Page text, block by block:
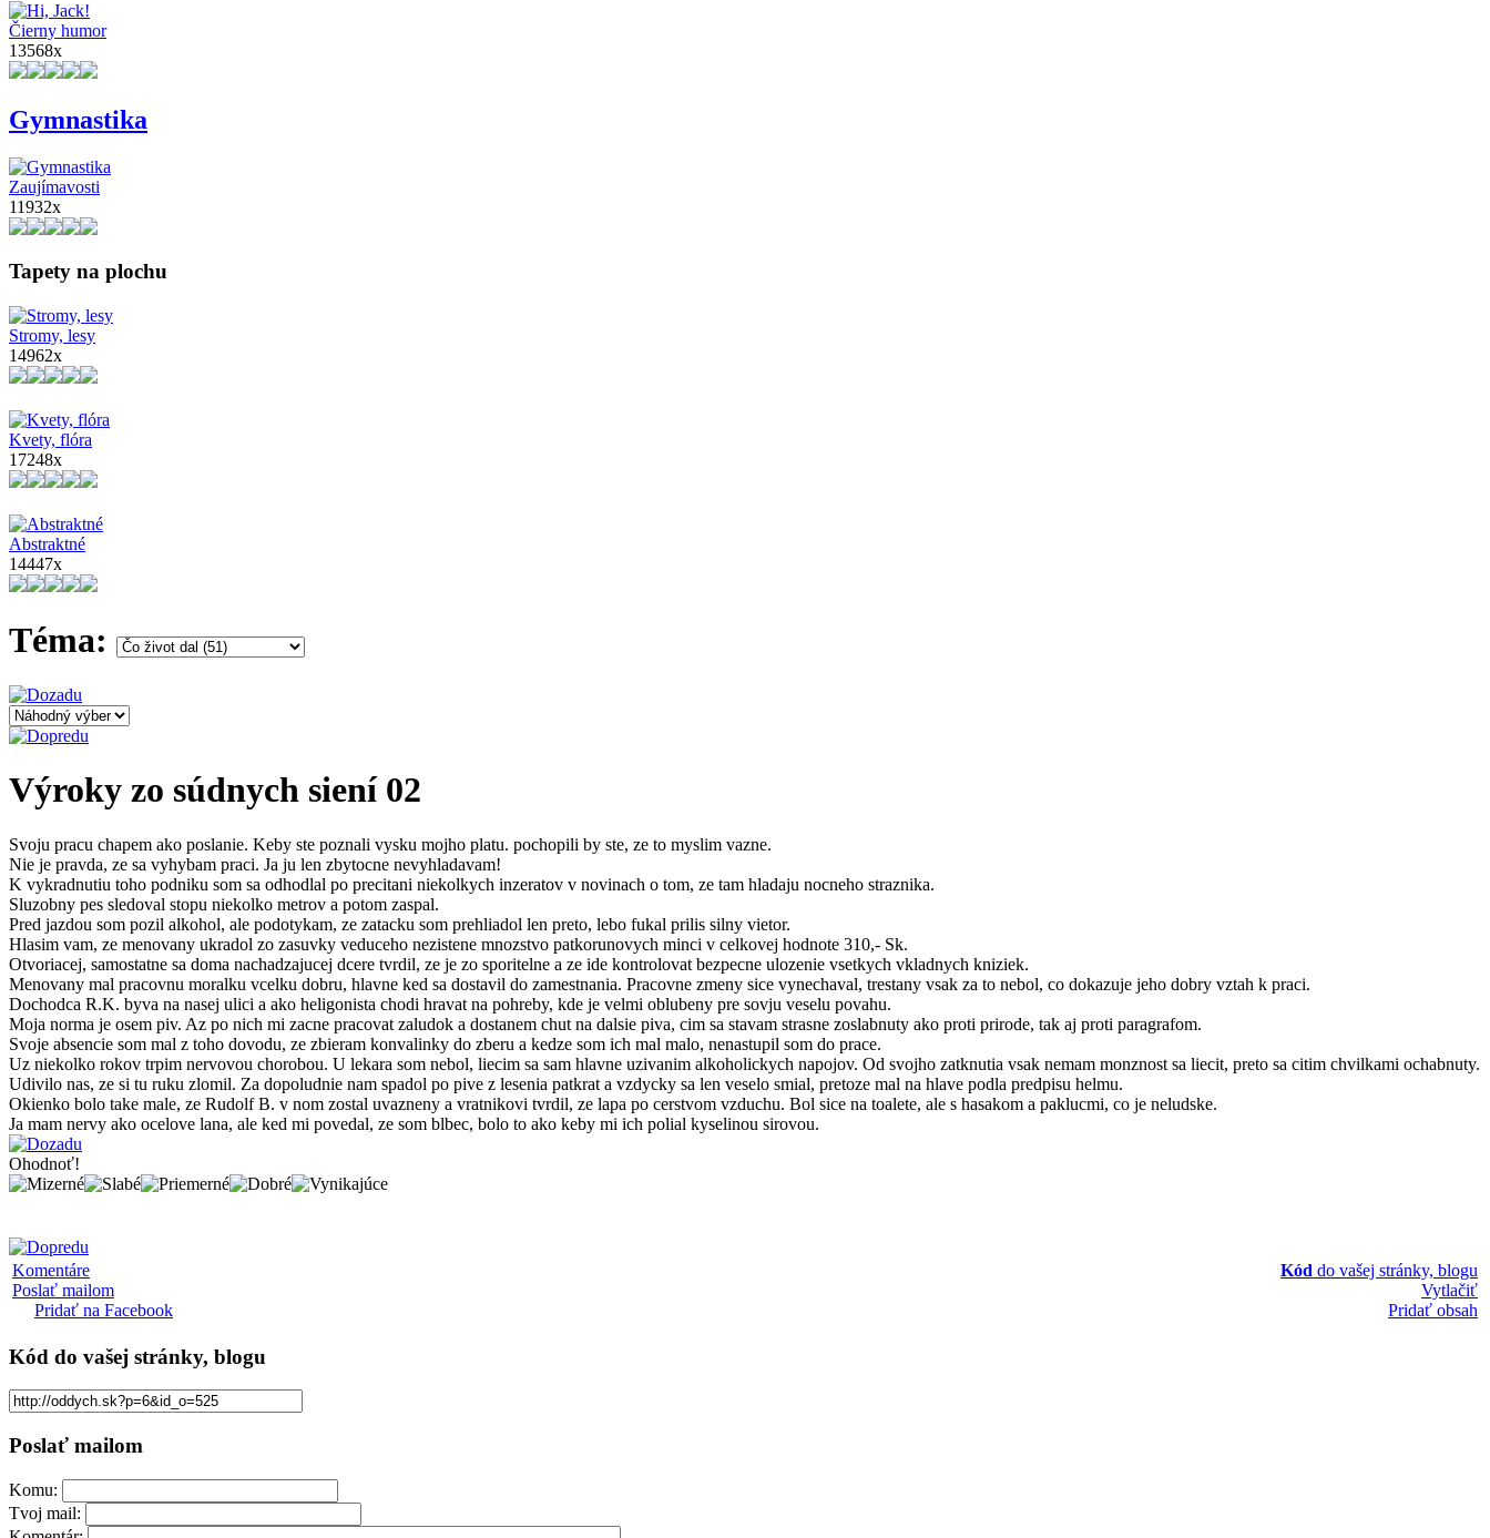
Čierny humor
13568x
Gymnastika
Zaujímavosti
11932x
Tapety na plochu
Stromy, lesy
14962x
Kvety, flóra
17248x
Abstraktné
14447x
Téma:
Výroky zo súdnych siení 02
Svoju pracu chapem ako poslanie. Keby ste poznali vysku mojho platu. pochopili by ste, ze to myslim vazne.
Nie je pravda, ze sa vyhybam praci. Ja ju len zbytocne nevyhladavam!
K vykradnutiu toho podniku som sa odhodlal po precitani niekolkych inzeratov v novinach o tom, ze tam hladaju nocneho straznika.
Sluzobny pes sledoval stopu niekolko metrov a potom zaspal.
Pred jazdou som pozil alkohol, ale podotykam, ze zatacku som prehliadol len preto, lebo fukal prilis silny vietor.
Hlasim vam, ze menovany ukradol zo zasuvky veduceho nezistene mnozstvo patkorunovych minci v celkovej hodnote 310,- Sk.
Otvoriacej, samostatne sa doma nachadzajucej dcere tvrdil, ze je zo sporitelne a ze ide kontrolovat bezpecne ulozenie vsetkych vkladnych kniziek.
Menovany mal pracovnu moralku vcelku dobru, hlavne ked sa dostavil do zamestnania. Pracovne zmeny sice vynechaval, trestany vsak za to nebol, co dokazuje jeho dobry vztah k praci.
Dochodca R.K. byva na nasej ulici a ako heligonista chodi hravat na pohreby, kde je velmi oblubeny pre sovju veselu povahu.
Moja norma je osem piv. Az po nich mi zacne pracovat zaludok a dostanem chut na dalsie piva, cim sa stavam strasne zoslabnuty ako proti prirode, tak aj proti paragrafom.
Svoje absencie som mal z toho dovodu, ze zbieram konvalinky do zberu a kedze som ich mal malo, nenastupil som do prace.
Uz niekolko rokov trpim nervovou chorobou. U lekara som nebol, liecim sa sam hlavne uzivanim alkoholickych napojov. Od svojho zatknutia vsak nemam monznost sa liecit, preto sa citim chvilkami ochabnuty.
Udivilo nas, ze si tu ruku zlomil. Za dopoludnie nam spadol po pive z lesenia patkrat a vzdycky sa len veselo smial, pretoze mal na hlave podla predpisu helmu.
Okienko bolo take male, ze Rudolf B. v nom zostal uvazneny a vratnikovi tvrdil, ze lapa po cerstvom vzduchu. Bol sice na toalete, ale s hasakom a paklucmi, co je neludske.
Ja mam nervy ako ocelove lana, ale ked mi povedal, ze som blbec, bolo to ako keby mi ich polial kyselinou sirovou.
Ohodnoť!
Komentáre
Poslať mailom
Pridať na Facebook
Kód do vašej stránky, blogu
Vytlačiť
Pridať obsah
Kód do vašej stránky, blogu
Poslať mailom
Komu:
Tvoj mail: